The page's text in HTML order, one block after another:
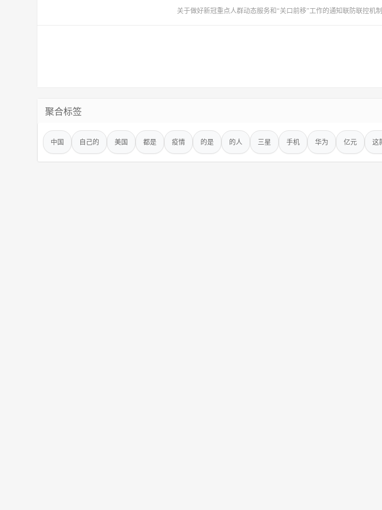
关于做好新冠重点人群动态服务和“关口前移”工作的通知联防联控机
聚合标签
中国 自己的 美国 都是 疫情 的是 的人 三星 手机 华为 亿元 这